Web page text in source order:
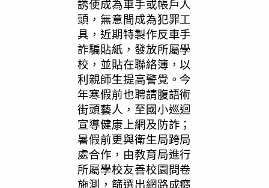
誘使成為車手或帳戶人
頭，無意間成為犯罪工
具，近期特製作反車手
詐騙貼紙，發放所屬學
校，並貼在聯絡簿，以
利親師生提高警覺。今
年寒假前也聘請腹語術
街頭藝人，至國小巡迴
宣導健康上網及防詐；
暑假前更與衛生局跨局
處合作，由教育局進行
所屬學校友善校園問卷
施測，篩選出網路成癮